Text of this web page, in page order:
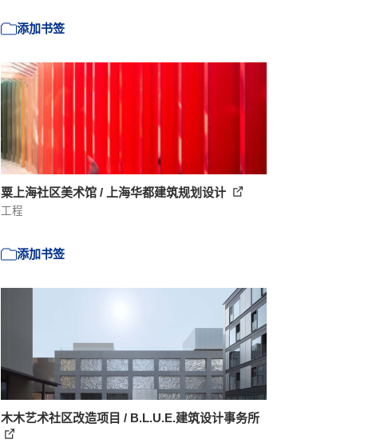
添加书签
粟上海社区美术馆 / 上海华都建筑规划设计
工程
添加书签
木木艺术社区改造项目 / B.L.U.E.建筑设计事务所